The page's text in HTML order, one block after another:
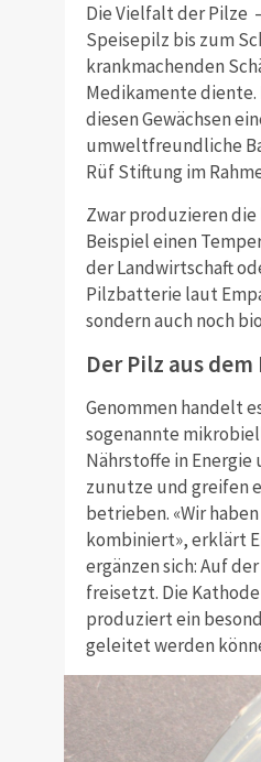
Die Vielfalt der Pilze
Speisepilz bis zum
krankmachenden
Medikamente diente.
diesen Gewächsen
umweltfreundliche
Rüf Stiftung im
Zwar produzieren
Beispiel einen
der Landwirtschaft
Pilzbatterie laut
sondern auch noch
Der Pilz aus
Genommen handelt
sogenannte
Nährstoffe in
zunutze und greifen
betrieben. «Wir
kombiniert», erklärt
ergänzen sich: Auf
freisetzt. Die
produziert ein
geleitet werden